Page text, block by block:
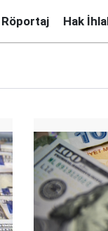
Röportaj Hak